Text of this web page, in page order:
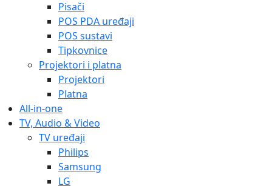
Pisači
POS PDA uređaji
POS sustavi
Tipkovnice
Projektori i platna
Projektori
Platna
All-in-one
TV, Audio & Video
TV uređaji
Philips
Samsung
LG